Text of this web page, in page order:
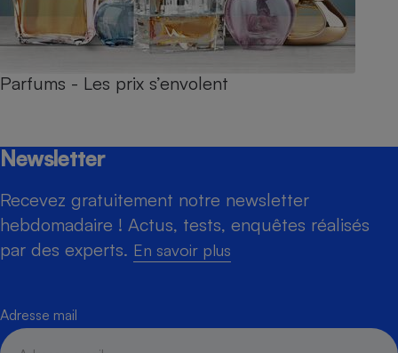
Parfums - Les prix s’envolent
Newsletter
Recevez gratuitement notre newsletter
hebdomadaire ! Actus, tests, enquêtes réalisés
par des experts. En savoir plus
Adresse mail